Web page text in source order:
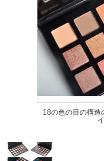
18の色の目の構造